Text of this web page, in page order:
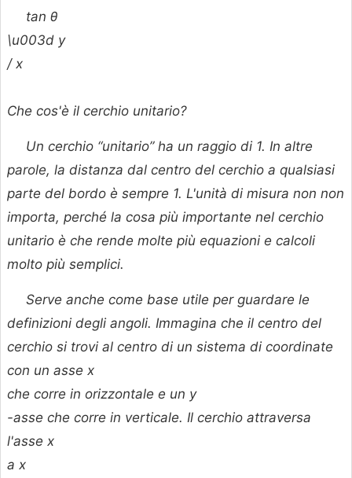
tan θ
\u003d y
/x
Che cos'è il cerchio unitario?
Un cerchio “unitario” ha un raggio di 1. In altre
parole, la distanza dal centro del cerchio a qualsiasi
parte del bordo è sempre 1. L'unità di misura non non
importa, perché la cosa più importante nel cerchio
unitario è che rende molte più equazioni e calcoli
molto più semplici.
Serve anche come base utile per guardare le
definizioni degli angoli. Immagina che il centro del
cerchio si trovi al centro di un sistema di coordinate
con un asse x
che corre in orizzontale e un y
-asse che corre in verticale. Il cerchio attraversa
l'asse x
a x